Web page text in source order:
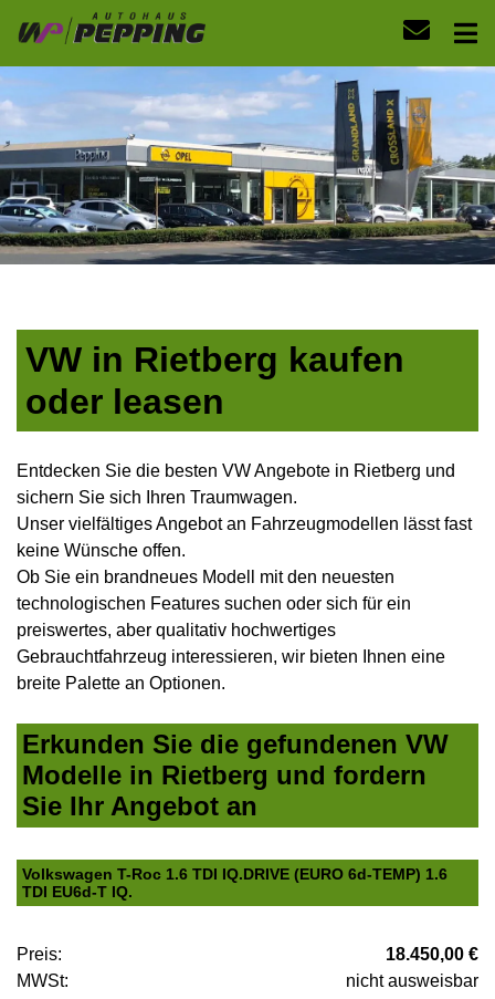
VW in Rietberg kaufen
oder leasen
Entdecken Sie die besten VW Angebote in Rietberg und
sichern Sie sich Ihren Traumwagen.
Unser vielfältiges Angebot an Fahrzeugmodellen lässt fast
keine Wünsche offen.
Ob Sie ein brandneues Modell mit den neuesten
technologischen Features suchen oder sich für ein
preiswertes, aber qualitativ hochwertiges
Gebrauchtfahrzeug interessieren, wir bieten Ihnen eine
breite Palette an Optionen.
Erkunden Sie die gefundenen VW
Modelle in Rietberg und fordern
Sie Ihr Angebot an
Volkswagen T-Roc 1.6 TDI IQ.DRIVE (EURO 6d-TEMP) 1.6
TDI EU6d-T IQ.
Preis:
18.450,00 €
MWSt:
nicht ausweisbar